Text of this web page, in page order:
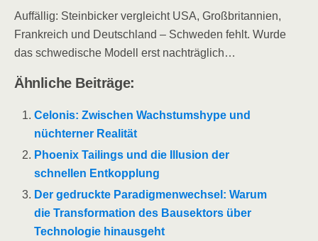
Auffällig: Steinbicker vergleicht USA, Großbritannien,
Frankreich und Deutschland – Schweden fehlt. Wurde
das schwedische Modell erst nachträglich…
Ähnliche Beiträge:
Celonis: Zwischen Wachstumshype und
nüchterner Realität
Phoenix Tailings und die Illusion der
schnellen Entkopplung
Der gedruckte Paradigmenwechsel: Warum
die Transformation des Bausektors über
Technologie hinausgeht